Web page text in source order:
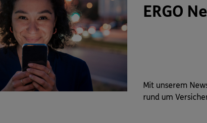
ERGO
Mit unserem
rund um